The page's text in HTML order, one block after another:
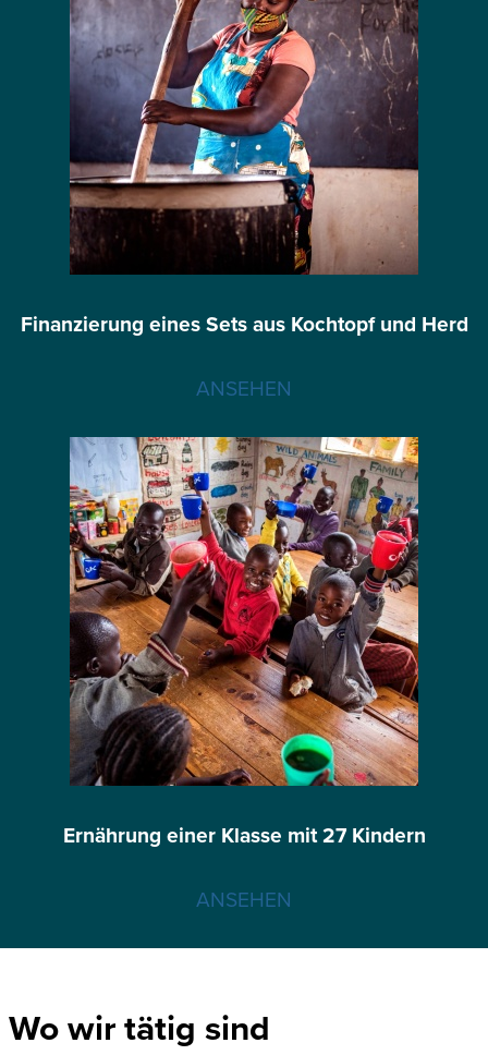
Finanzierung eines Sets aus Kochtopf und Herd
ANSEHEN
Ernährung einer Klasse mit 27 Kindern
ANSEHEN
Wo wir tätig sind